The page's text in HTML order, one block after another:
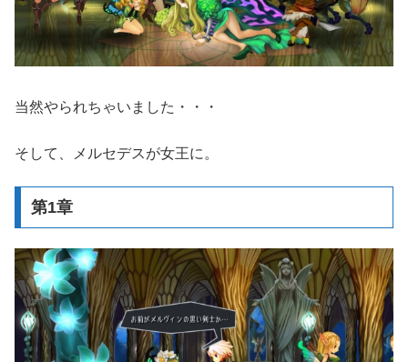
当然やられちゃいました・・・
そして、メルセデスが女王に。
第1章